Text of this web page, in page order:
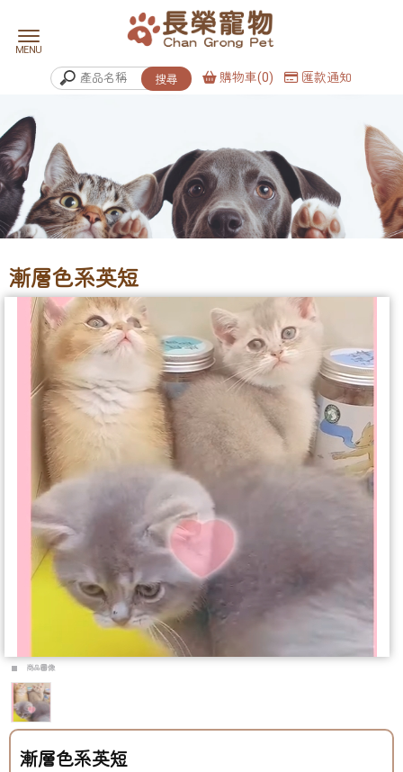
購物車(0) 匯款通知
漸層色系英短
商品圖像
漸層色系英短